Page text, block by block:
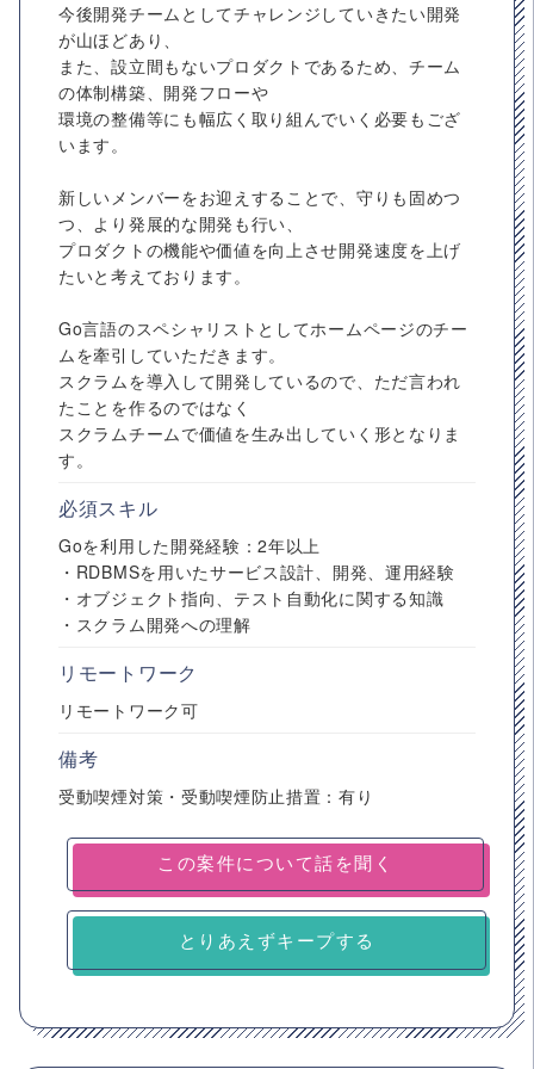
今後開発チームとしてチャレンジしていきたい開発
が山ほどあり、
また、設立間もないプロダクトであるため、チーム
の体制構築、開発フローや
環境の整備等にも幅広く取り組んでいく必要もござ
います。
新しいメンバーをお迎えすることで、守りも固めつ
つ、より発展的な開発も行い、
プロダクトの機能や価値を向上させ開発速度を上げ
たいと考えております。
Go言語のスペシャリストとしてホームページのチー
ムを牽引していただきます。
スクラムを導入して開発しているので、ただ言われ
たことを作るのではなく
スクラムチームで価値を生み出していく形となりま
す。
必須スキル
Goを利用した開発経験：2年以上
・RDBMSを用いたサービス設計、開発、運用経験
・オブジェクト指向、テスト自動化に関する知識
・スクラム開発への理解
リモートワーク
リモートワーク可
備考
受動喫煙対策・受動喫煙防止措置：有り
とりあえずキープする